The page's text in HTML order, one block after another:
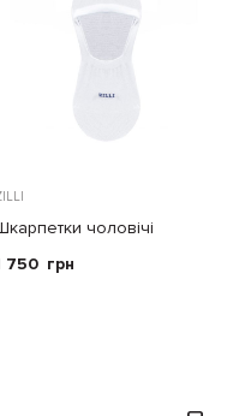
чоловічі
750 грн